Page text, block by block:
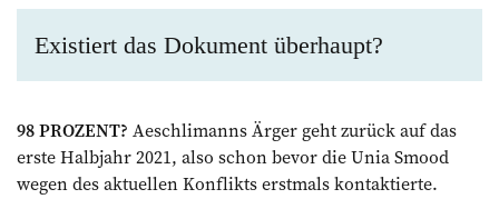
Existiert das Dokument überhaupt?
98 PROZENT? Aeschlimanns Ärger geht zurück auf das
erste Halbjahr 2021, also schon bevor die Unia Smood
wegen des aktuellen Konflikts erstmals kontaktierte.